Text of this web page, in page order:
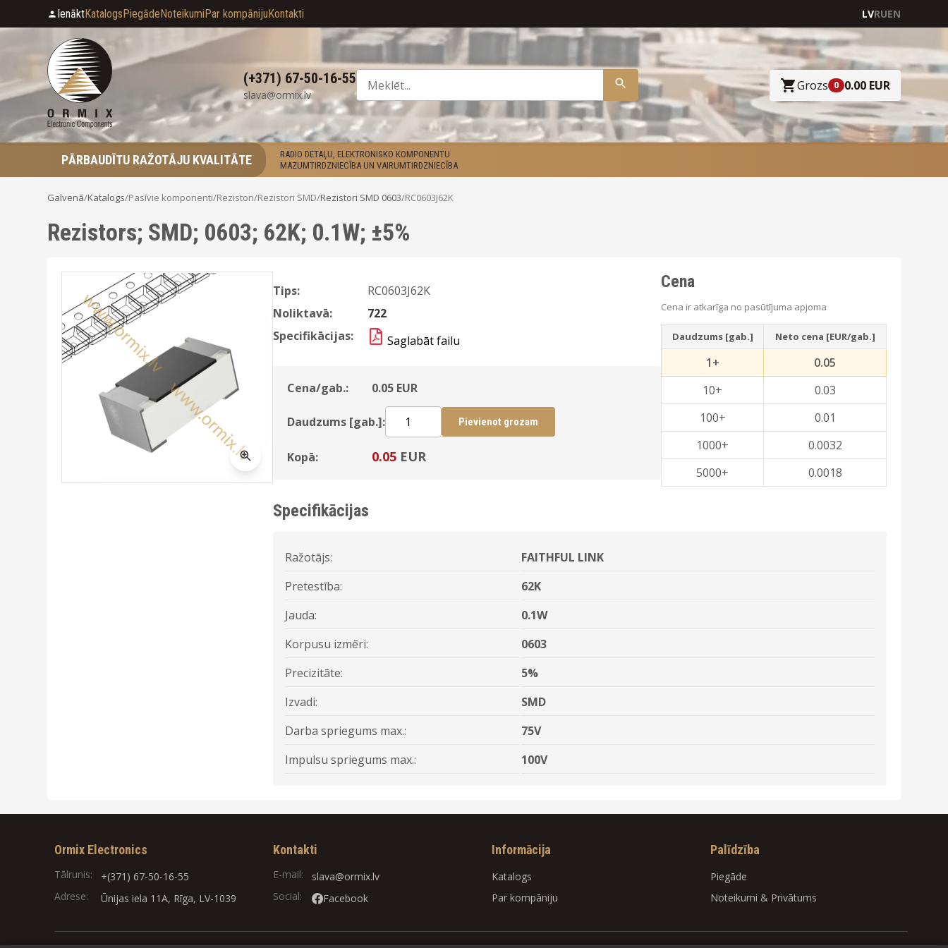
IenāktKatalogsPiegādeNoteikumiPar kompānijuKontakti LVRUEN
(+371) 67-50-16-55
slava@ormix.lv
Grozs 0 0.00 EUR
PĀRBAUDĪTU RAŽOTĀJU KVALITĀTE
RADIO DETAĻU, ELEKTRONISKO KOMPONENTU
MAZUMTIRDZNIECĪBA UN VAIRUMTIRDZNIECĪBA
Galvenā/Katalogs/Pasīvie komponenti/Rezistori/Rezistori SMD/Rezistori SMD 0603/RC0603J62K
Rezistors; SMD; 0603; 62K; 0.1W; ±5%
Tips:
RC0603J62K
Noliktavā:
722
Specifikācijas:
Saglabāt failu
Cena/gab.: 0.05 EUR
Daudzums [gab.]: Pievienot grozam
Kopā: 0.05 EUR
Cena
Cena ir atkarīga no pasūtījuma apjoma
Daudzums [gab.] Neto cena [EUR/gab.]
1+
0.05
10+
0.03
100+
0.01
1000+
0.0032
5000+
0.0018
Specifikācijas
Ražotājs:
FAITHFUL LINK
Pretestība:
62K
Jauda:
0.1W
Korpusu izmēri:
0603
Precizitāte:
5%
Izvadi:
SMD
Darba spriegums max.:
75V
Impulsu spriegums max.:
100V
Ormix Electronics
Tālrunis:
+(371) 67-50-16-55
Adrese:
Ūnijas iela 11A, Rīga, LV-1039
Kontakti
E-mail:
slava@ormix.lv
Social:
Facebook
Informācija
Katalogs
Par kompāniju
Palīdzība
Piegāde
Noteikumi & Privātums